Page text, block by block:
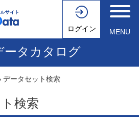
ログイン MENU
ータカタログ
データセット検索
検索